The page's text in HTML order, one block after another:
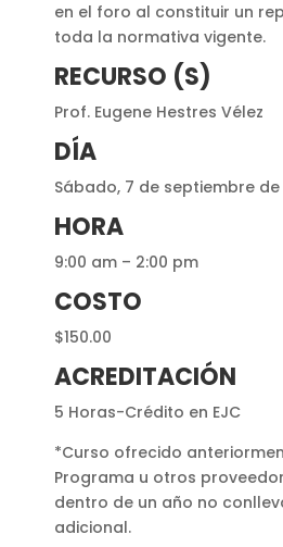
en el foro al constituir un
toda la normativa vigente.
RECURSO (S)
Prof. Eugene Hestres Vélez
DÍA
Sábado, 7 de septiembre
HORA
9:00 am – 2:00 pm
COSTO
$150.00
ACREDITACIÓN
5 Horas-Crédito en EJC
*Curso ofrecido
Programa u otros
dentro de un año no
adicional.